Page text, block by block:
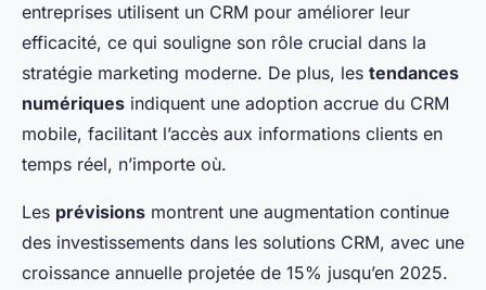
entreprises utilisent un CRM pour améliorer leur
efficacité, ce qui souligne son rôle crucial dans la
stratégie marketing moderne. De plus, les tendances
numériques indiquent une adoption accrue du CRM
mobile, facilitant l’accès aux informations clients en
temps réel, n’importe où.
Les prévisions montrent une augmentation continue
des investissements dans les solutions CRM, avec une
croissance annuelle projetée de 15% jusqu’en 2025.